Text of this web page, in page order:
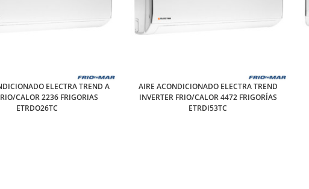
ELECTRA TREND A
CALOR 2236 FRIGORIAS
ETRDO26TC
AIRE ACONDICIONADO ELECTRA TREND
INVERTER FRIO/CALOR 4472 FRIGORÍAS
ETRDI53TC